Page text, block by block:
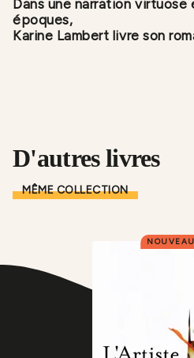
Dans une narration
époques,
Karine Lambert livre son
D'autres livres
MÊME COLLECTION